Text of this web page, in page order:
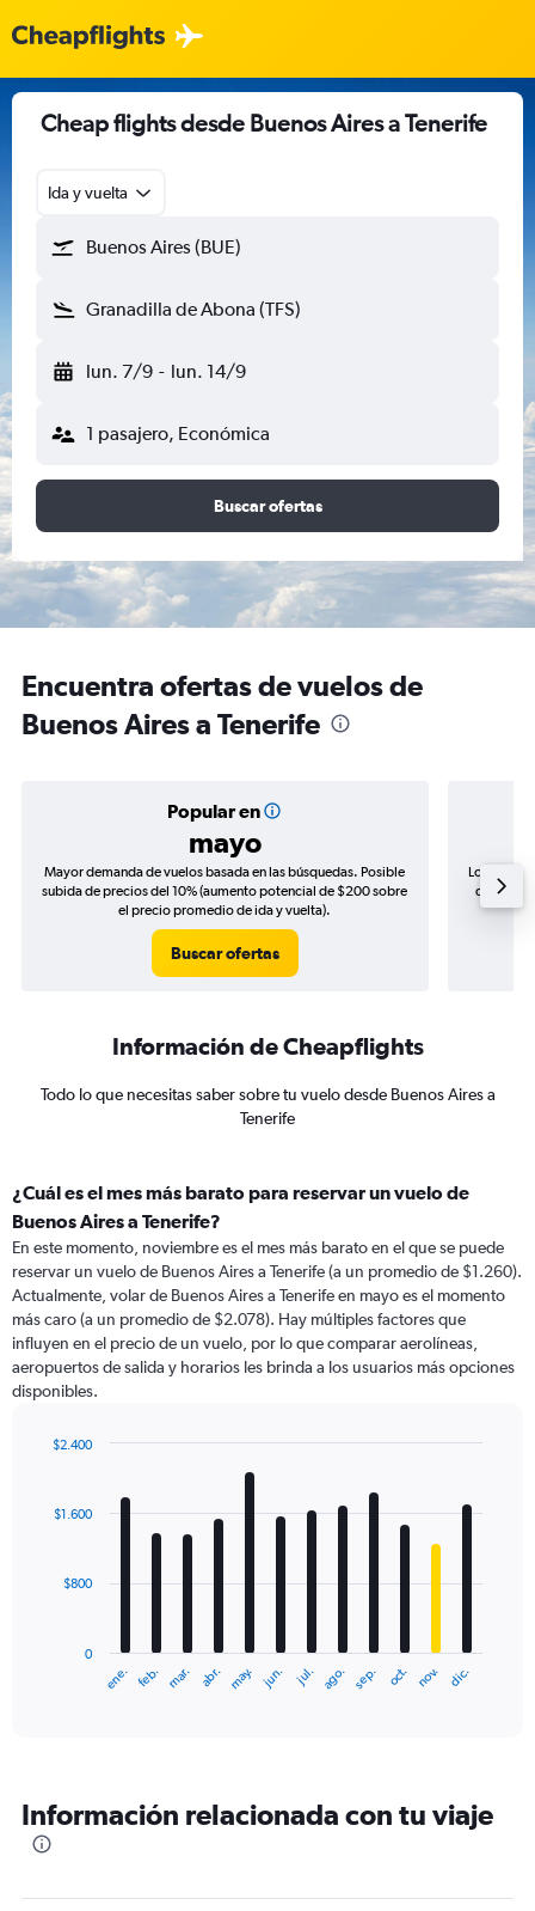
Cheap flights desde Buenos Aires a Tenerife
Ida y vuelta
Buenos Aires (BUE)
Granadilla de Abona (TFS)
lun. 7/9 - lun. 14/9
1 pasajero, Económica
Buscar ofertas
Encuentra ofertas de vuelos de
Buenos Aires a Tenerife
Popular en
mayo
Mayor demanda de vuelos basada en las búsquedas. Posible
subida de precios del 10% (aumento potencial de $200 sobre
el precio promedio de ida y vuelta).
Buscar ofertas
Los
de
Información de Cheapflights
Todo lo que necesitas saber sobre tu vuelo desde Buenos Aires a
Tenerife
¿Cuál es el mes más barato para reservar un vuelo de
Buenos Aires a Tenerife?
En este momento, noviembre es el mes más barato en el que se puede
reservar un vuelo de Buenos Aires a Tenerife (a un promedio de $1.260).
Actualmente, volar de Buenos Aires a Tenerife en mayo es el momento
más caro (a un promedio de $2.078). Hay múltiples factores que
influyen en el precio de un vuelo, por lo que comparar aerolíneas,
aeropuertos de salida y horarios les brinda a los usuarios más opciones
disponibles.
with
12
The
categories.
The
ene. feb. mar. abr. may. jun. jul. ago. sep. oct. nov. dic.
0
$800
$1.600
$2.400
Información relacionada con tu viaje